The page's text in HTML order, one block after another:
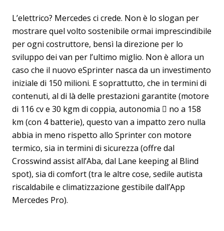
L’elettrico? Mercedes ci crede. Non è lo slogan per
mostrare quel volto sostenibile ormai imprescindibile
per ogni costruttore, bensì la direzione per lo
sviluppo dei van per l’ultimo miglio. Non è allora un
caso che il nuovo eSprinter nasca da un investimento
iniziale di 150 milioni. E soprattutto, che in termini di
contenuti, al di là delle prestazioni garantite (motore
di 116 cv e 30 kgm di coppia, autonomia  no a 158
km (con 4 batterie), questo van a impatto zero nulla
abbia in meno rispetto allo Sprinter con motore
termico, sia in termini di sicurezza (offre dal
Crosswind assist all’Aba, dal Lane keeping al Blind
spot), sia di comfort (tra le altre cose, sedile autista
riscaldabile e climatizzazione gestibile dall’App
Mercedes Pro).